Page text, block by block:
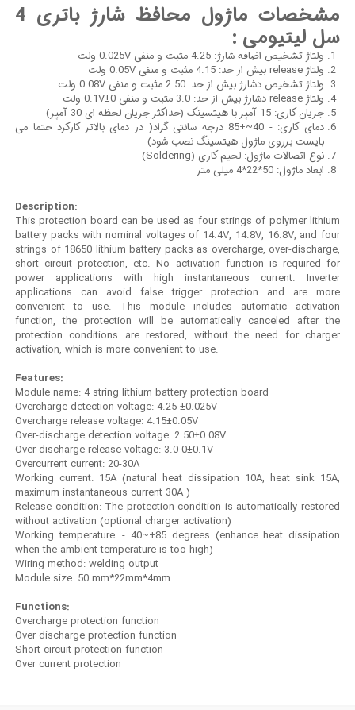
مشخصات ماژول محافظ شارژ باتری 4
سل لیتیومی :
ولتاژ تشخیص اضافه شارژ: 4.25 مثبت و منفی 0.025V ولت
ولتاژ release بیش از حد: 4.15 مثبت و منفی 0.05V ولت
ولتاژ تشخیص دشارژ بیش از حد: 2.50 مثبت و منفی 0.08V ولت
ولتاژ release دشارژ بیش از حد: 3.0 مثبت و منفی 0±0.1V ولت
جریان کاری: 15 آمپر با هیتسینک (حداکثر جریان لحظه ای 30 آمپر)
دمای کاری: - 40~+85 درجه سانتی گراد( در دمای بالاتر کارکرد حتما می
بایست برروی ماژول هیتسینگ نصب شود)
نوع اتصالات ماژول: لحیم کاری (Soldering)
ابعاد ماژول: 50*22*4 میلی متر
Description:
This protection board can be used as four strings of polymer lithium
battery packs with nominal voltages of 14.4V, 14.8V, 16.8V, and four
strings of 18650 lithium battery packs as overcharge, over-discharge,
short circuit protection, etc. No activation function is required for
power applications with high instantaneous current. Inverter
applications can avoid false trigger protection and are more
convenient to use. This module includes automatic activation
function, the protection will be automatically canceled after the
protection conditions are restored, without the need for charger
activation, which is more convenient to use.
Features:
Module name: 4 string lithium battery protection board
Overcharge detection voltage: 4.25 ±0.025V
Overcharge release voltage: 4.15±0.05V
Over-discharge detection voltage: 2.50±0.08V
Over discharge release voltage: 3.0 0±0.1V
Overcurrent current: 20-30A
Working current: 15A (natural heat dissipation 10A, heat sink 15A,
maximum instantaneous current 30A )
Release condition: The protection condition is automatically restored
without activation (optional charger activation)
Working temperature: - 40~+85 degrees (enhance heat dissipation
when the ambient temperature is too high)
Wiring method: welding output
Module size: 50 mm*22mm*4mm
Functions:
Overcharge protection function
Over discharge protection function
Short circuit protection function
Over current protection